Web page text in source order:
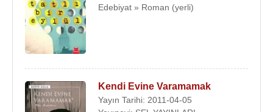
Edebiyat » Roman (yerli)
Kendi Evine Varamamak
Yayın Tarihi: 2011-04-05